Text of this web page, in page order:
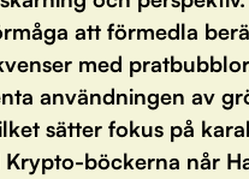
att förmedla
med
användningen av
sätter fokus på
böckerna når